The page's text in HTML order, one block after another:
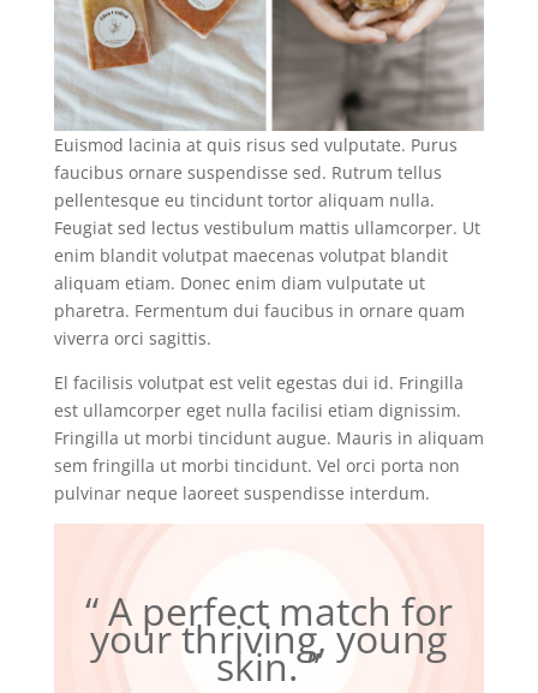
Euismod lacinia at quis risus sed vulputate. Purus
faucibus ornare suspendisse sed. Rutrum tellus
pellentesque eu tincidunt tortor aliquam nulla.
Feugiat sed lectus vestibulum mattis ullamcorper. Ut
enim blandit volutpat maecenas volutpat blandit
aliquam etiam. Donec enim diam vulputate ut
pharetra. Fermentum dui faucibus in ornare quam
viverra orci sagittis.
El facilisis volutpat est velit egestas dui id. Fringilla
est ullamcorper eget nulla facilisi etiam dignissim.
Fringilla ut morbi tincidunt augue. Mauris in aliquam
sem fringilla ut morbi tincidunt. Vel orci porta non
pulvinar neque laoreet suspendisse interdum.
“ A perfect match for
your thriving, young
skin. ”